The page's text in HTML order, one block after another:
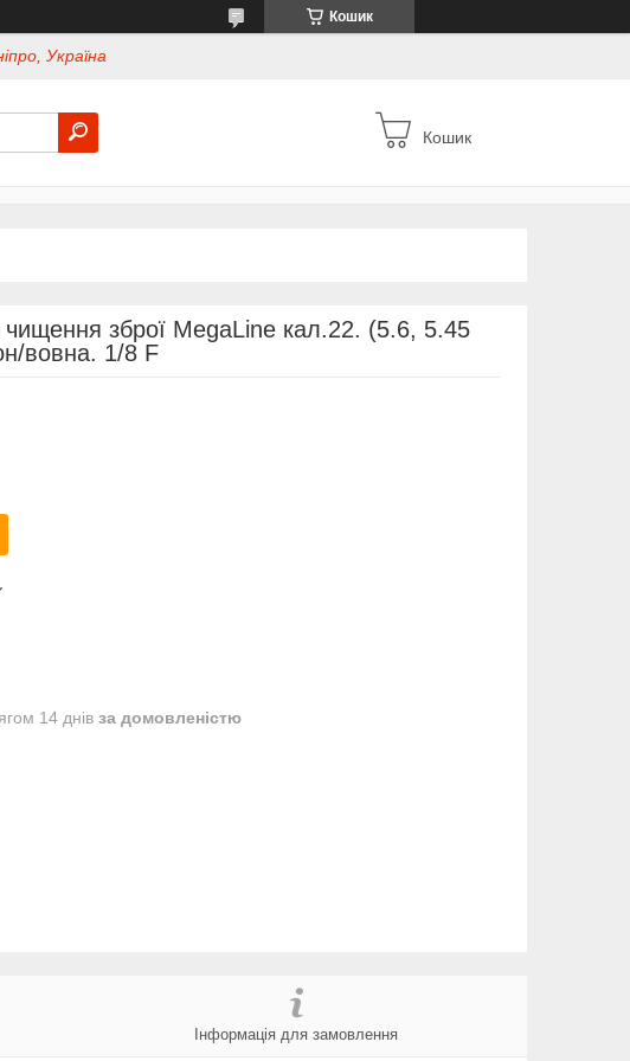
Кошик
Україна
Кошик
чищення зброї MegaLine кал.22. (5.6, 5.45
вовна. 1/8 F
14 днів за домовленістю
Інформація для замовлення